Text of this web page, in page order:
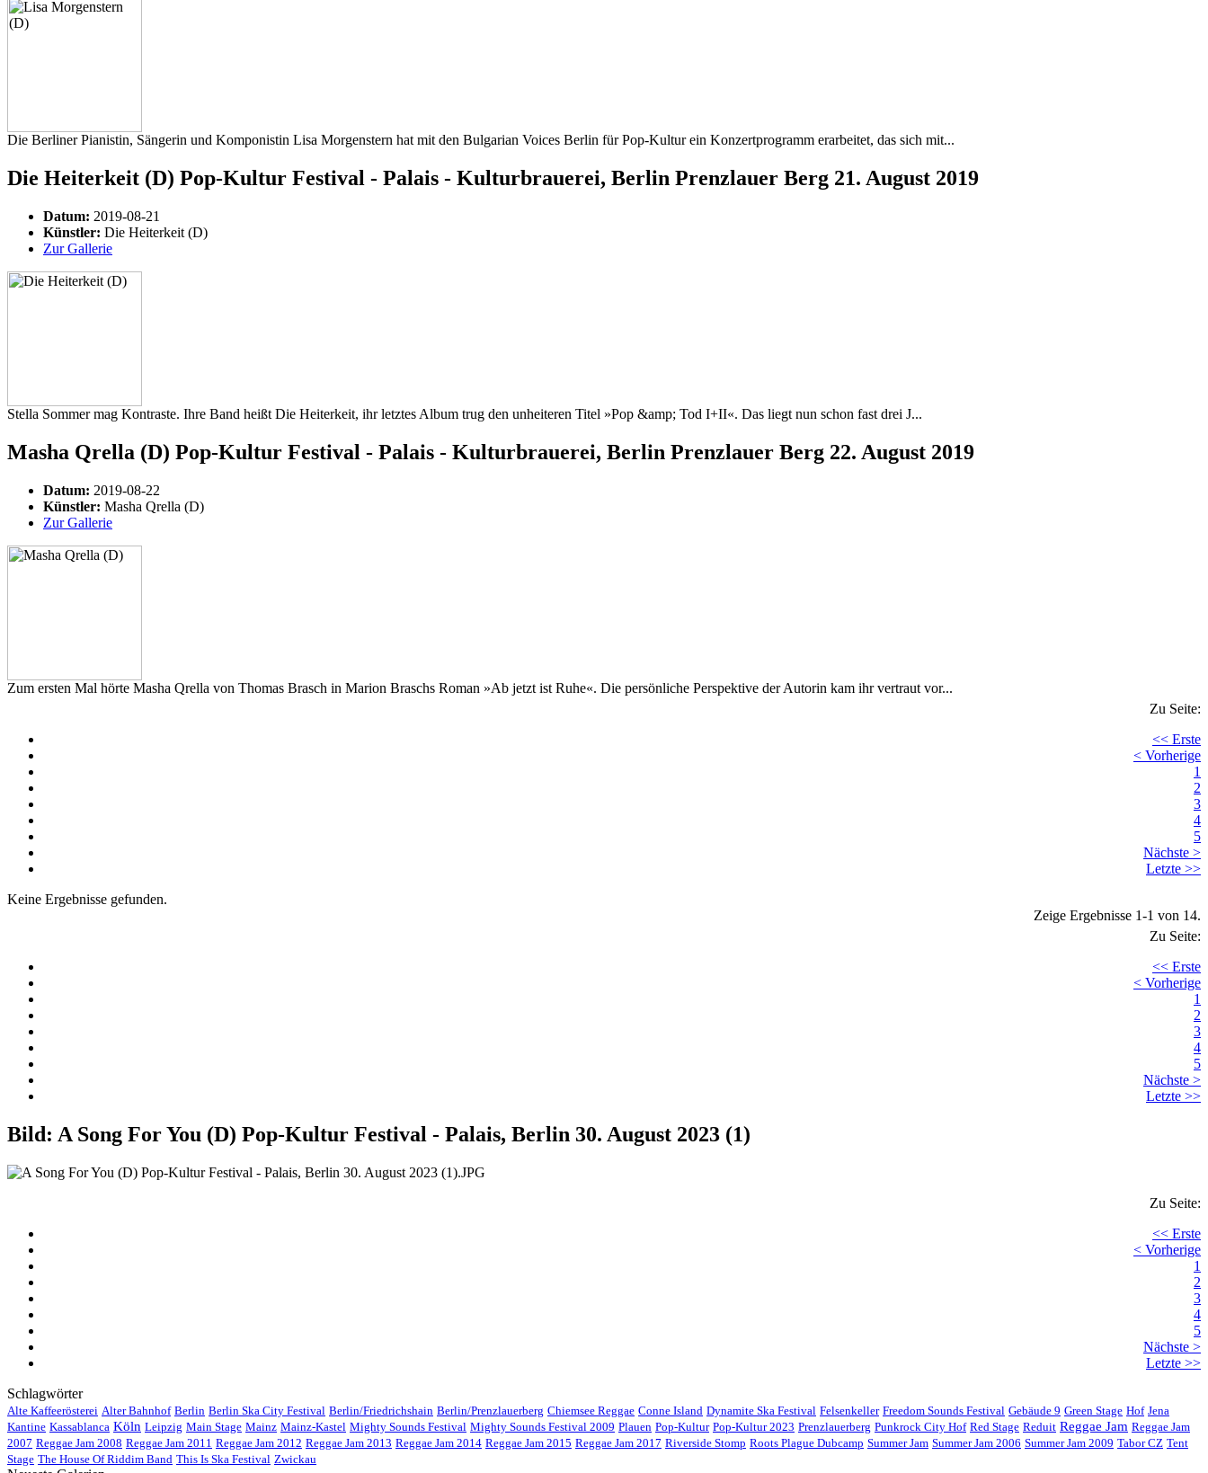
Die Berliner Pianistin, Sängerin und Komponistin Lisa Morgenstern hat mit den Bulgarian Voices Berlin für Pop-Kultur ein Konzertprogramm erarbeitet, das sich mit...
Die Heiterkeit (D) Pop-Kultur Festival - Palais - Kulturbrauerei, Berlin Prenzlauer Berg 21. August 2019
Datum: 2019-08-21
Künstler: Die Heiterkeit (D)
Zur Gallerie
Stella Sommer mag Kontraste. Ihre Band heißt Die Heiterkeit, ihr letztes Album trug den unheiteren Titel »Pop &amp; Tod I+II«. Das liegt nun schon fast drei J...
Masha Qrella (D) Pop-Kultur Festival - Palais - Kulturbrauerei, Berlin Prenzlauer Berg 22. August 2019
Datum: 2019-08-22
Künstler: Masha Qrella (D)
Zur Gallerie
Zum ersten Mal hörte Masha Qrella von Thomas Brasch in Marion Braschs Roman »Ab jetzt ist Ruhe«. Die persönliche Perspektive der Autorin kam ihr vertraut vor...
Zu Seite:
<< Erste
< Vorherige
1
2
3
4
5
Nächste >
Letzte >>
Keine Ergebnisse gefunden.
Zeige Ergebnisse 1-1 von 14.
Zu Seite:
<< Erste
< Vorherige
1
2
3
4
5
Nächste >
Letzte >>
Bild: A Song For You (D) Pop-Kultur Festival - Palais, Berlin 30. August 2023 (1)
Zu Seite:
<< Erste
< Vorherige
1
2
3
4
5
Nächste >
Letzte >>
Schlagwörter
Alte Kaffeerösterei Alter Bahnhof Berlin Berlin Ska City Festival Berlin/Friedrichshain Berlin/Prenzlauerberg Chiemsee Reggae Conne Island Dynamite Ska Festival Felsenkeller Freedom Sounds Festival Gebäude 9 Green Stage Hof Jena
Kantine Kassablanca Köln Leipzig Main Stage Mainz Mainz-Kastel Mighty Sounds Festival Mighty Sounds Festival 2009 Plauen Pop-Kultur Pop-Kultur 2023 Prenzlauerberg Punkrock City Hof Red Stage Reduit Reggae Jam Reggae Jam
2007 Reggae Jam 2008 Reggae Jam 2011 Reggae Jam 2012 Reggae Jam 2013 Reggae Jam 2014 Reggae Jam 2015 Reggae Jam 2017 Riverside Stomp Roots Plague Dubcamp Summer Jam Summer Jam 2006 Summer Jam 2009 Tabor CZ Tent
Stage The House Of Riddim Band This Is Ska Festival Zwickau